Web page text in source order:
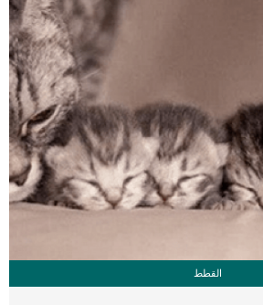
القطط